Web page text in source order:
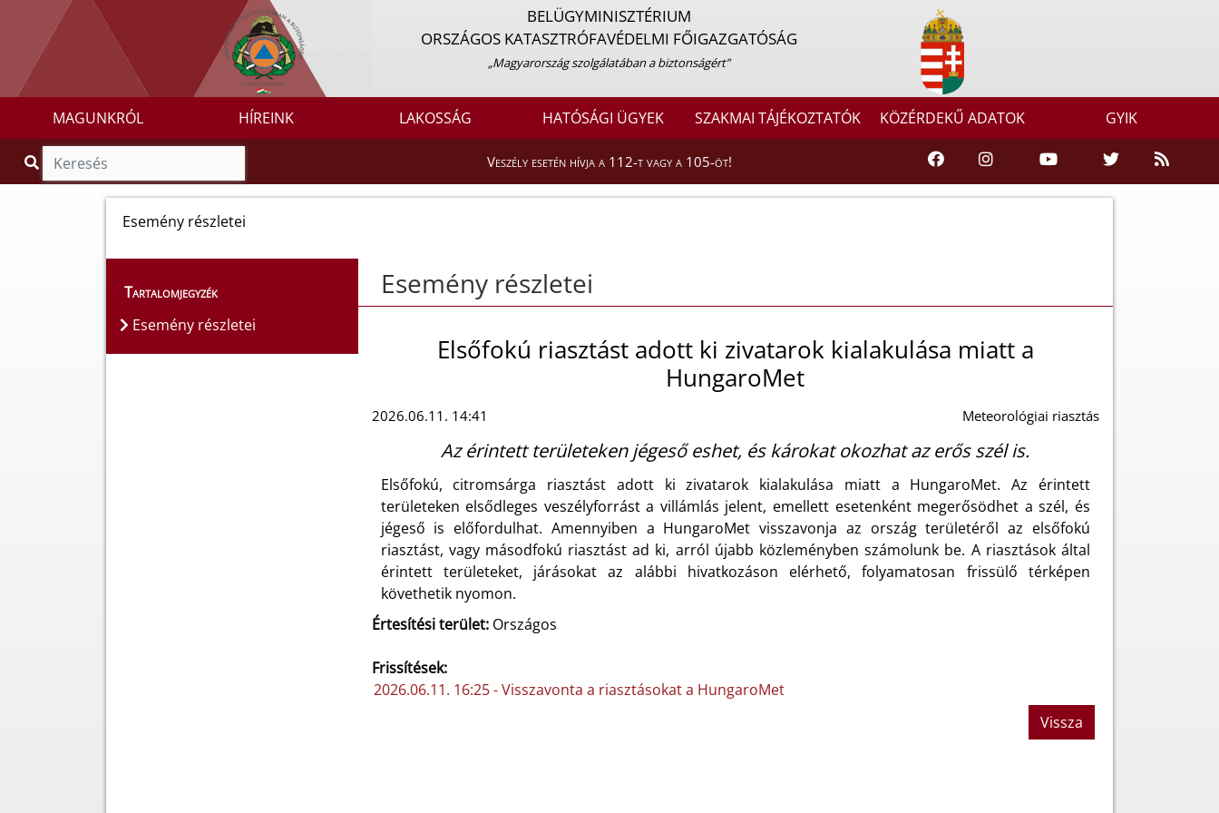
BELÜGYMINISZTÉRIUM
ORSZÁGOS KATASZTRÓFAVÉDELMI FŐIGAZGATÓSÁG
„Magyarország szolgálatában a biztonságért”
MAGUNKRÓL HÍREINK LAKOSSÁG HATÓSÁGI ÜGYEK SZAKMAI TÁJÉKOZTATÓK KÖZÉRDEKŰ ADATOK GYIK
Veszély esetén hívja a 112-t vagy a 105-öt!
Esemény részletei
Tartalomjegyzék
Esemény részletei
Esemény részletei
Elsőfokú riasztást adott ki zivatarok kialakulása miatt a
HungaroMet
2026.06.11. 14:41 Meteorológiai riasztás
Az érintett területeken jégeső eshet, és károkat okozhat az erős szél is.
Elsőfokú, citromsárga riasztást adott ki zivatarok kialakulása miatt a HungaroMet. Az érintett
területeken elsődleges veszélyforrást a villámlás jelent, emellett esetenként megerősödhet a szél, és
jégeső is előfordulhat. Amennyiben a HungaroMet visszavonja az ország területéről az elsőfokú
riasztást, vagy másodfokú riasztást ad ki, arról újabb közleményben számolunk be. A riasztások által
érintett területeket, járásokat az alábbi hivatkozáson elérhető, folyamatosan frissülő térképen
követhetik nyomon.
Értesítési terület:Országos
Frissítések:
2026.06.11. 16:25 - Visszavonta a riasztásokat a HungaroMet
Vissza